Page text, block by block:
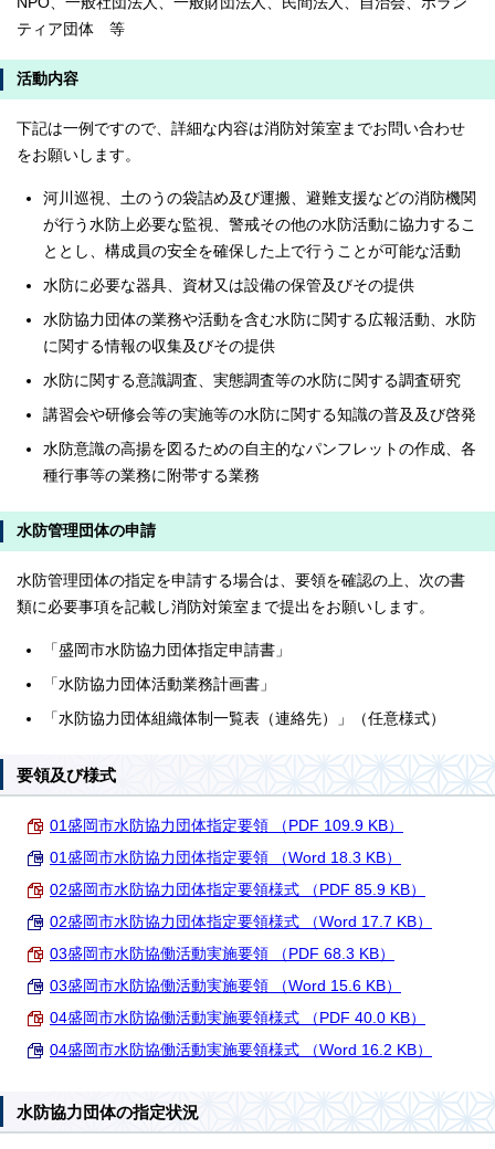
ティア団体 等
活動内容
下記は一例ですので、詳細な内容は消防対策室までお問い合わせ
をお願いします。
河川巡視、土のうの袋詰め及び運搬、避難支援などの消防機関
が行う水防上必要な監視、警戒その他の水防活動に協力するこ
ととし、構成員の安全を確保した上で行うことが可能な活動
水防に必要な器具、資材又は設備の保管及びその提供
水防協力団体の業務や活動を含む水防に関する広報活動、水防
に関する情報の収集及びその提供
水防に関する意識調査、実態調査等の水防に関する調査研究
講習会や研修会等の実施等の水防に関する知識の普及及び啓発
水防意識の高揚を図るための自主的なパンフレットの作成、各
種行事等の業務に附帯する業務
水防管理団体の申請
水防管理団体の指定を申請する場合は、要領を確認の上、次の書
類に必要事項を記載し消防対策室まで提出をお願いします。
「盛岡市水防協力団体指定申請書」
「水防協力団体活動業務計画書」
「水防協力団体組織体制一覧表（連絡先）」（任意様式）
要領及び様式
01盛岡市水防協力団体指定要領 （PDF 109.9 KB）
01盛岡市水防協力団体指定要領 （Word 18.3 KB）
02盛岡市水防協力団体指定要領様式 （PDF 85.9 KB）
02盛岡市水防協力団体指定要領様式 （Word 17.7 KB）
03盛岡市水防協働活動実施要領 （PDF 68.3 KB）
03盛岡市水防協働活動実施要領 （Word 15.6 KB）
04盛岡市水防協働活動実施要領様式 （PDF 40.0 KB）
04盛岡市水防協働活動実施要領様式 （Word 16.2 KB）
水防協力団体の指定状況